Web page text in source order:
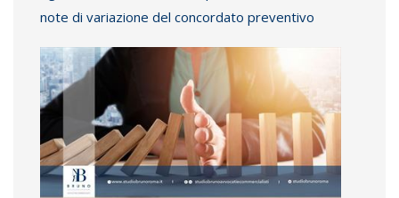
note di variazione del concordato preventivo